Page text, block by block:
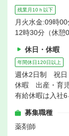
残業月10ｈ以下
月火水金:09時
12時30分（休憩
休日・休暇
年間休日120日以上
週休2日制 祝
休暇 出産・育
有給休暇は入社6
募集職種
薬剤師